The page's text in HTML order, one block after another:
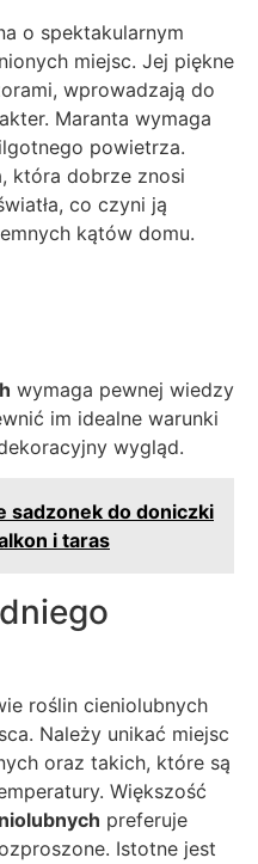
o spektakularnym
miejsc. Jej piękne
wprowadzają do
Maranta wymaga
powietrza.
która dobrze znosi
co czyni ją
kątów domu.
wymaga pewnej wiedzy
im idealne warunki
wygląd.
sadzonek do doniczki
i taras
roślin cieniolubnych
Należy unikać miejsc
oraz takich, które są
Większość
preferuje
Istotne jest